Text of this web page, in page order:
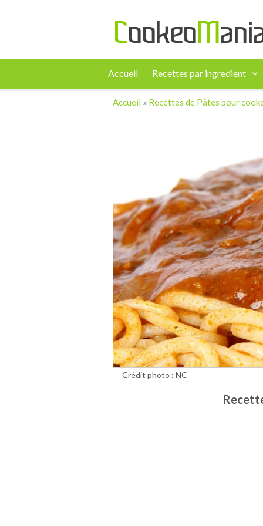
Accueil Recettes par ingredient
Accueil » Recettes de Pâtes pour
Crédit photo : NC